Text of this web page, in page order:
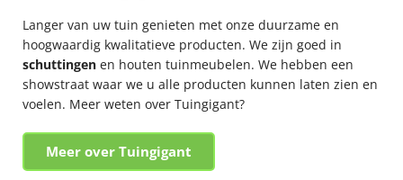
Langer van uw tuin genieten met onze duurzame en
hoogwaardig kwalitatieve producten. We zijn goed in
schuttingen en houten tuinmeubelen. We hebben een
showstraat waar we u alle producten kunnen laten zien en
voelen. Meer weten over Tuingigant?
Meer over Tuingigant